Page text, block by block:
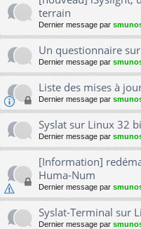
terrain
Dernier message par
Un questionnaire
Dernier message par
Liste des mises à
Dernier message par
Syslat sur Linux 32
Dernier message par
[Information]
Huma-Num
Dernier message par
Syslat-Terminal sur
Dernier message par